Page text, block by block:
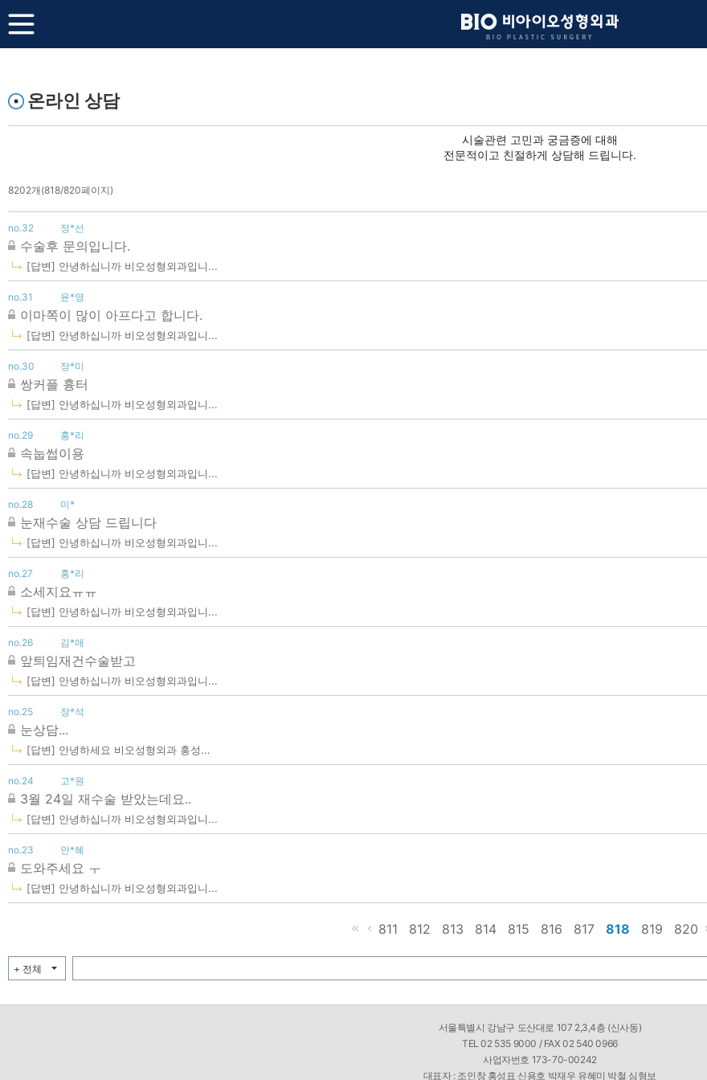
온라인 상담
시술관련 고민과 궁금증에 대해
전문적이고 친절하게 상담해 드립니다.
8202개(818/820페이지)
no.32 정*선
수술후 문의입니다.
[답변] 안녕하십니까 비오성형외과입니...
no.31 윤*영
이마쪽이 많이 아프다고 합니다.
[답변] 안녕하십니까 비오성형외과입니...
no.30 장*미
쌍커플 흉터
[답변] 안녕하십니까 비오성형외과입니...
no.29 홍*리
속눕썹이용
[답변] 안녕하십니까 비오성형외과입니...
no.28 미*
눈재수술 상담 드립니다
[답변] 안녕하십니까 비오성형외과입니...
no.27 홍*리
소세지요ㅠㅠ
[답변] 안녕하십니까 비오성형외과입니...
no.26 김*애
앞틔임재건수술받고
[답변] 안녕하십니까 비오성형외과입니...
no.25 장*석
눈상담...
[답변] 안녕하세요 비오성형외과 홍성...
no.24 고*원
3월 24일 재수술 받았는데요..
[답변] 안녕하십니까 비오성형외과입니...
no.23 안*혜
도와주세요 ㅜ
[답변] 안녕하십니까 비오성형외과입니...
811 812 813 814 815 816 817 818 819 820
+ 전체
서울특별시 강남구 도산대로 107 2,3,4층 (신사동)
TEL 02 535 9000 / FAX 02 540 0966
사업자번호 173-70-00242
대표자 : 조인창 홍성표 신용호 박재우 유혜미 박철 심형보